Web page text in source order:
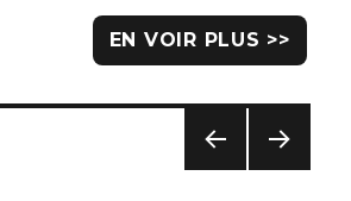
EN VOIR PLUS >>